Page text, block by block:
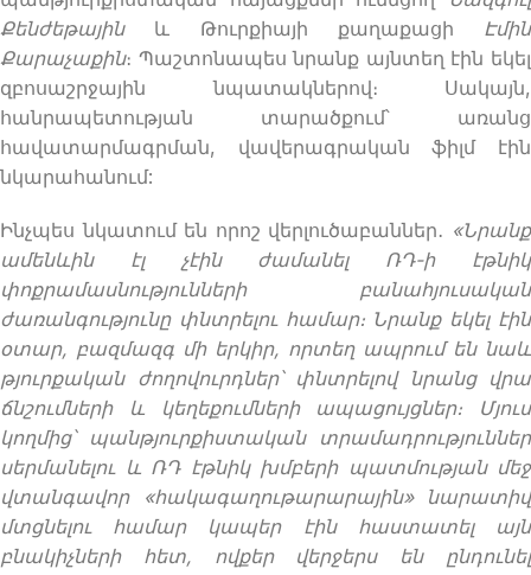
Քենժեթայինև Թուրքիայի քաղաքացի Էմին
Քարաչաքին։ Պաշտոնապես նրանք այնտեղ էին եկել
զբոսաշրջային նպատակներով։ Սակայն,
հանրապետության տարածքում՝ առանց
հավատարմագրման, վավերագրական ֆիլմ էին
նկարահանում:
Ինչպես նկատում են որոշ վերլուծաբաններ․ «Նրանք
ամենևին էլ չէին ժամանել ՌԴ-ի էթնիկ
փոքրամասնությունների բանահյուսական
ժառանգությունը փնտրելու համար։ Նրանք եկել էին
օտար, բազմազգ մի երկիր, որտեղ ապրում են նաև
թյուրքական ժողովուրդներ՝ փնտրելով նրանց վրա
ճնշումների և կեղեքումների ապացույցներ։ Մյուս
կողմից՝ պանթյուրքիստական տրամադրություններ
սերմանելու և ՌԴ էթնիկ խմբերի պատմության մեջ
վտանգավոր «հակագաղութարարային» նարատիվ
մտցնելու համար կապեր էին հաստատել այն
բնակիչների հետ, ովքեր վերջերս են ընդունել